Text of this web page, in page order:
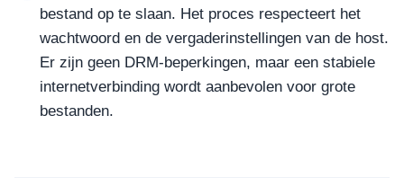
bestand op te slaan. Het proces respecteert het
wachtwoord en de vergaderinstellingen van de host.
Er zijn geen DRM-beperkingen, maar een stabiele
internetverbinding wordt aanbevolen voor grote
bestanden.